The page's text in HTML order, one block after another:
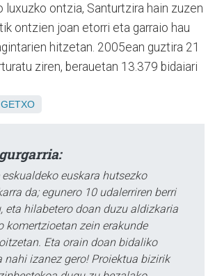
luxuzko ontzia, Santurtzira hain zuzen
ontzien joan etorri eta garraio hau
hitzetan. 2005ean guztira 21
ziren, berauetan 13.379 bidaiari
GETXO
eskualdeko euskara hutsezko
da; egunero 10 udalerriren berri
eta hilabetero doan duzu aldizkaria
komertzioetan zein erakunde
Eta orain doan bidaliko
nahi izanez gero! Proiektua bizirik